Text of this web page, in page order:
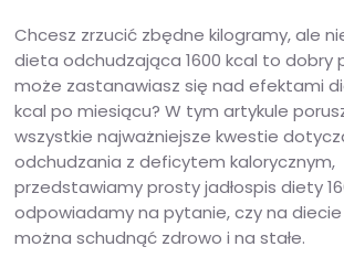
Chcesz zrzucić zbędne kilogramy, ale
dieta odchudzająca 1600 kcal to dobry
może zastanawiasz się nad efektami
kcal po miesiącu? W tym artykule
wszystkie najważniejsze kwestie
odchudzania z deficytem kalorycznym,
przedstawiamy prosty jadłospis diety
odpowiadamy na pytanie, czy na diecie
można schudnąć zdrowo i na stałe.